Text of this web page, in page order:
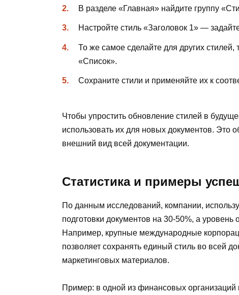
В разделе «Главная» найдите группу
Настройте стиль «Заголовок 1» —
То же самое сделайте для других стилей,
«Список».
Сохраните стили и применяйте их к
Чтобы упростить обновление стилей в
использовать их для новых документов. Это
внешний вид всей документации.
Статистика и примеры
По данным исследований, компании,
подготовки документов на 30-50%, а
Например, крупные международные
позволяет сохранять единый стиль во всей
маркетинговых материалов.
Пример: в одной из финансовых организаций